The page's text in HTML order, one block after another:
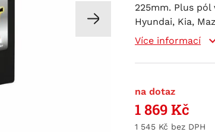
225mm. Plus
Hyundai, Kia,
Více informací
na dotaz
1 869Kč
1 545 Kč